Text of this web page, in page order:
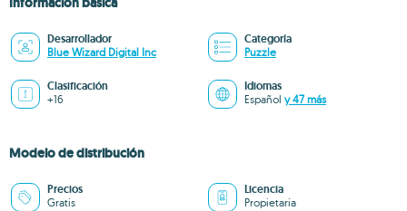
Desarrollador
Blue Wizard Digital Inc
Categoría
Puzzle
Clasificación
+16
Idiomas
Español y 47 más
Modelo de distribución
Precios
Gratis
Licencia
Propietaria